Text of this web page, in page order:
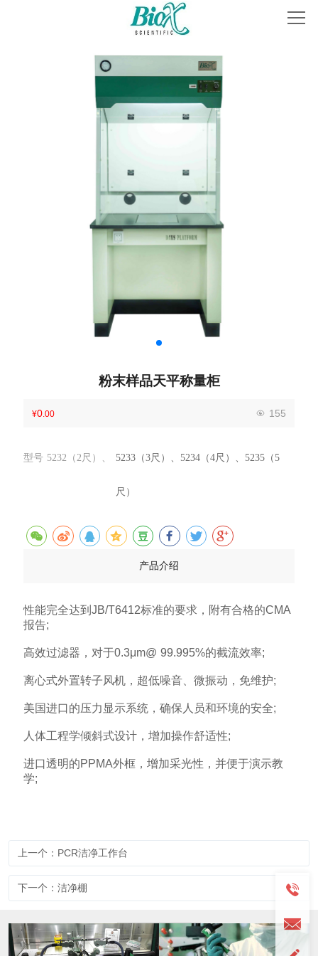
全国售后服务网点
粉末样品天平称量柜
¥0.00 155
型号 5232（2尺）、 5233（3尺）、5234（4尺）、5235（5
尺）
产品介绍
性能完全达到JB/T6412标准的要求，附有合格的CMA
报告;
高效过滤器，对于0.3μm@ 99.995%的截流效率;
离心式外置转子风机，超低噪音、微振动，免维护;
美国进口的压力显示系统，确保人员和环境的安全;
人体工程学倾斜式设计，增加操作舒适性;
进口透明的PPMA外框，增加采光性，并便于演示教
学;
上一个：PCR洁净工作台
下一个：洁净棚